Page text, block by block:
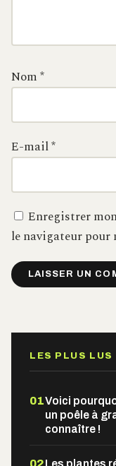
Nom*
E-mail*
Enregistrer
le navigateur pour
LES PLUS LUS
01Voici
un poêle à
connaître !